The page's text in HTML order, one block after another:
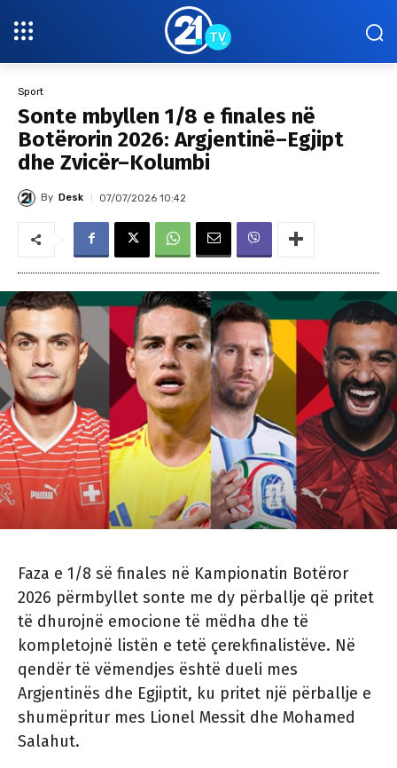
Sport
Sonte mbyllen 1/8 e finales në
Botërorin 2026: Argjentinë–Egjipt
dhe Zvicër–Kolumbi
By Desk 07/07/2026 10:42
Faza e 1/8 së finales në Kampionatin Botëror
2026 përmbyllet sonte me dy përballje që pritet
të dhurojnë emocione të mëdha dhe të
kompletojnë listën e tetë çerekfinalistëve. Në
qendër të vëmendjes është dueli mes
Argjentinës dhe Egjiptit, ku pritet një përballje e
shumëpritur mes Lionel Messit dhe Mohamed
Salahut.